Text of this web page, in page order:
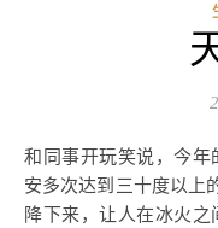
和同事开玩笑说，今年的西安终于有春天了。 过年以来，西
安多次达到三十度以上
降下来，让人在冰火